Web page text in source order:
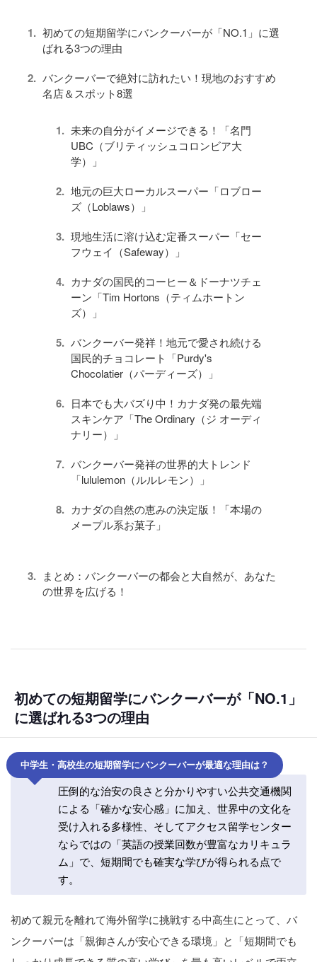
初めての短期留学にバンクーバーが「NO.1」に選
ばれる3つの理由
バンクーバーで絶対に訪れたい！現地のおすすめ
名店＆スポット8選
未来の自分がイメージできる！「名門
UBC（ブリティッシュコロンビア大
学）」
地元の巨大ローカルスーパー「ロブロー
ズ（Loblaws）」
現地生活に溶け込む定番スーパー「セー
フウェイ（Safeway）」
カナダの国民的コーヒー＆ドーナツチェ
ーン「Tim Hortons（ティムホートン
ズ）」
バンクーバー発祥！地元で愛され続ける
国民的チョコレート「Purdy's
Chocolatier（パーディーズ）」
日本でも大バズり中！カナダ発の最先端
スキンケア「The Ordinary（ジ オーディ
ナリー）」
バンクーバー発祥の世界的大トレンド
「lululemon（ルルレモン）」
カナダの自然の恵みの決定版！「本場の
メープル系お菓子」
まとめ：バンクーバーの都会と大自然が、あなた
の世界を広げる！
初めての短期留学にバンクーバーが「NO.1」
に選ばれる3つの理由
中学生・高校生の短期留学にバンクーバーが最適な理由は？
圧倒的な治安の良さと分かりやすい公共交通機関
による「確かな安心感」に加え、世界中の文化を
受け入れる多様性、そしてアクセス留学センター
ならではの「英語の授業回数が豊富なカリキュラ
ム」で、短期間でも確実な学びが得られる点で
す。
初めて親元を離れて海外留学に挑戦する中高生にとって、バ
ンクーバーは「親御さんが安心できる環境」と「短期間でも